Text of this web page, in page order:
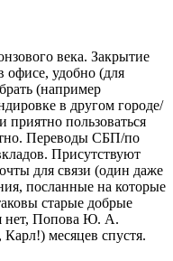
века. Закрытие
офисе, удобно (для
(например
в другом городе/
приятно пользоваться
Переводы СБП/по
Присутствуют
для связи (один даже
посланные на которые
старые добрые
нет, Попова Ю. А.
Карл!) месяцев спустя.